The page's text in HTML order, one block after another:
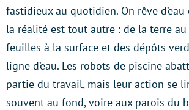
fastidieux au quotidien. On rêve
la réalité est tout autre : de la terre au
feuilles à la surface et des dépôts
ligne d’eau. Les robots de piscine
partie du travail, mais leur action se
souvent au fond, voire aux parois du